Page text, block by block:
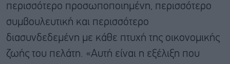
περισσότερο προσωποποιημένη, περισσότερο
συμβουλευτική και περισσότερο
διασυνδεδεμένη με κάθε πτυχή της οικονομικής
ζωής του πελάτη. «Αυτή είναι η εξέλιξη που